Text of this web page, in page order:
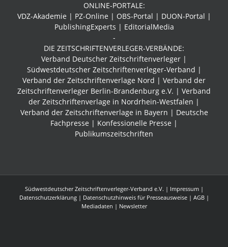
ONLINE-PORTALE:
VDZ-Akademie | PZ-Online | OBS-Portal | DUON-Portal |
PublishingExperts | EditorialMedia
-
DIE ZEITSCHRIFTENVERLEGER-VERBÄNDE:
Verband Deutscher Zeitschriftenverleger |
Südwestdeutscher Zeitschriftenverleger-Verband |
Verband der Zeitschriftenverlage Nord | Verband der
Zeitschriftenverleger Berlin-Brandenburg e.V. | Verband
der Zeitschriftenverlage in Nordrhein-Westfalen |
Verband der Zeitschriftenverlage in Bayern | Deutsche
Fachpresse | Konfessionelle Presse |
Publikumszeitschriften
Südwestdeutscher Zeitschriftenverleger-Verband e.V. | Impressum|
Datenschutzerklärung| Datenschutzhinweis für Presseausweise| AGB|
Mediadaten | Newsletter